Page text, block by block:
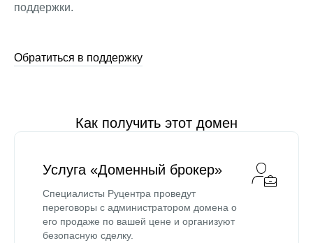
поддержки.
Обратиться в поддержку
Как получить этот домен
Услуга «Доменный брокер»
Специалисты Руцентра проведут
переговоры с администратором домена о
его продаже по вашей цене и организуют
безопасную сделку.